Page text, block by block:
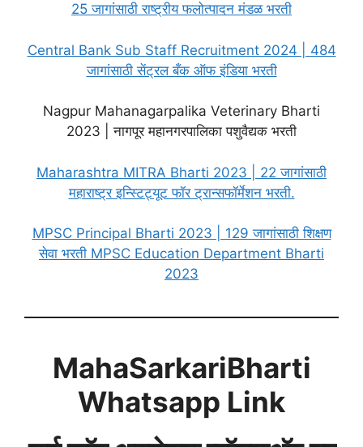
25 जागांसाठी राष्ट्रीय फलोत्पादन मंडळ भरती
Central Bank Sub Staff Recruitment 2024 | 484
जागांसाठी सेंट्रल बँक ऑफ इंडिया भरती
Nagpur Mahanagarpalika Veterinary Bharti
2023 | नागपूर महानगरपालिका पशुवैद्यक भरती
Maharashtra MITRA Bharti 2023 | 22 जागांसाठी
महाराष्ट्र इन्स्टिट्यूट फॉर ट्रान्सफॉर्मेशन भरती.
MPSC Principal Bharti 2023 | 129 जागांसाठी शिक्षण
सेवा भरती MPSC Education Department Bharti
2023
MahaSarkariBharti
Whatsapp Link